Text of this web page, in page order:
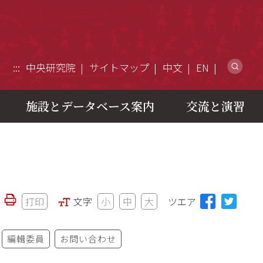
::: 中央研究院 サイトマップ 中文 EN
施設とデータベース案内 交流と演習
打印 文字 小 中 大 ツエア
編輯委員 お問い合わせ